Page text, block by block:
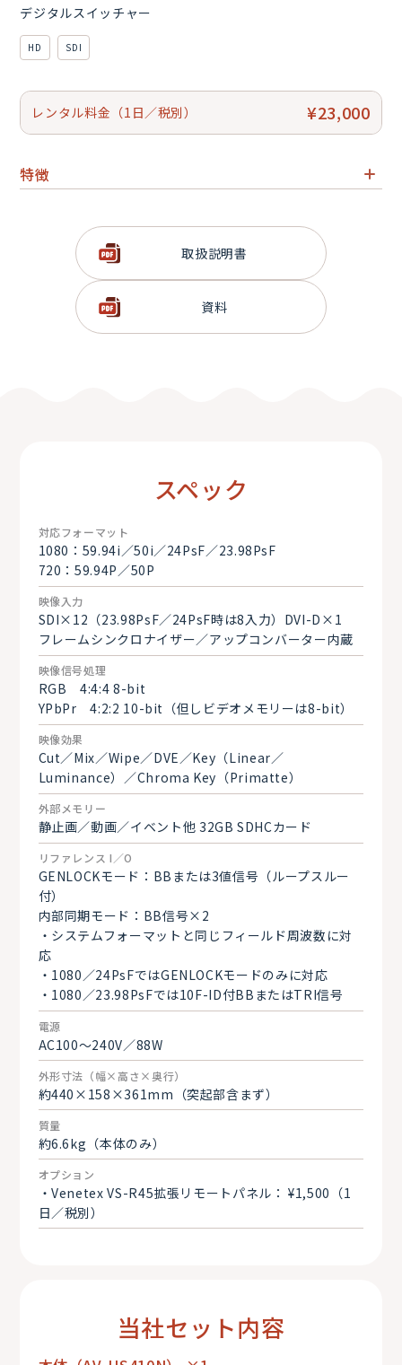
デジタルスイッチャー
HD SDI
レンタル料金（1日／税別） ¥23,000
特徴
映像モニター／WFM／ベクトルスコープ等マルチ表示
ビデオメモリー機能搭載（2chの動画 静止画 再生可能）
メモリープレビュー機能搭載（ショットメモリー／映像効
果確認用）
Primatteクロマキー搭載
取扱説明書
資料
スペック
対応フォーマット
1080：59.94i／50i／24PsF／23.98PsF
720：59.94P／50P
映像入力
SDI×12（23.98PsF／24PsF時は8入力）DVI-D×1
フレームシンクロナイザー／アップコンバーター内蔵
映像信号処理
RGB 4:4:4 8-bit
YPbPr 4:2:2 10-bit（但しビデオメモリーは8-bit）
映像効果
Cut／Mix／Wipe／DVE／Key（Linear／
Luminance）／Chroma Key（Primatte）
外部メモリー
静止画／動画／イベント他 32GB SDHCカード
リファレンス I／O
GENLOCKモード：BBまたは3値信号（ループスルー
付）
内部同期モード：BB信号×2
・システムフォーマットと同じフィールド周波数に対
応
・1080／24PsFではGENLOCKモードのみに対応
・1080／23.98PsFでは10F-ID付BBまたはTRI信号
電源
AC100～240V／88W
外形寸法（幅×高さ×奥行）
約440×158×361mm（突起部含まず）
質量
約6.6kg（本体のみ）
オプション
・Venetex VS-R45拡張リモートパネル： ¥1,500（1
日／税別）
当社セット内容